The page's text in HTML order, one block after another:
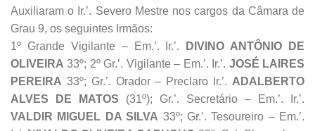
Auxiliaram o Ir.’. Severo Mestre nos cargos da Câmara de
Grau 9, os seguintes Irmãos:
1º Grande Vigilante – Em.’. Ir.’.
DIVINO ANTÔNIO DE
OLIVEIRA 33º; 2º Gr.’. Vigilante – Em.’. Ir.’. JOSÉ LAIRES
PEREIRA 33º; Gr.’. Orador – Preclaro Ir.’. ADALBERTO
ALVES DE MATOS (31º); Gr.’. Secretário – Em.’. Ir.’.
VALDIR MIGUEL DA SILVA 33º; Gr.’. Tesoureiro – Em.’.